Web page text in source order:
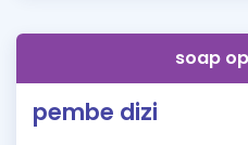
İngilizce Gramersoap
pembe dizi